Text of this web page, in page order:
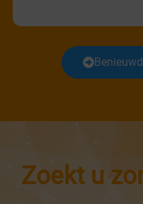
Zoekt u